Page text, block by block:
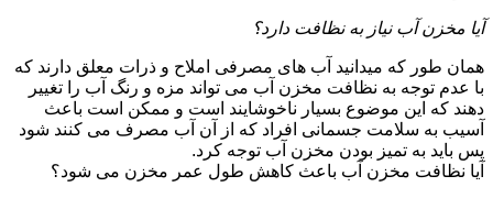
آیا مخزن آب نیاز به نظافت دارد؟
همان طور که میدانید آب های مصرفی املاح و ذرات معلق دارند که
با عدم توجه به نظافت مخزن آب می تواند مزه و رنگ آب را تغییر
دهند که این موضوع بسیار ناخوشایند است و ممکن است باعث
آسیب به سلامت جسمانی افراد که از آن آب مصرف می کنند شود
پس باید به تمیز بودن مخزن آب توجه کرد.
آیا نظافت مخزن آب باعث کاهش طول عمر مخزن می شود؟